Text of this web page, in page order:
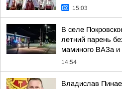
15:03
В селе
летний парень
маминого ВАЗа и
14:54
Владислав